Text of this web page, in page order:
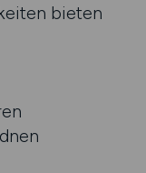
bieten